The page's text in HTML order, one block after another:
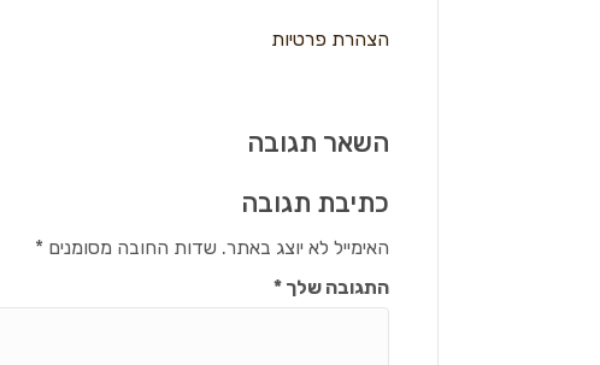
הצהרת פרטיות
השאר תגובה
כתיבת תגובה
האימייל לא יוצג באתר. שדות החובה מסומנים*
התגובה שלך*